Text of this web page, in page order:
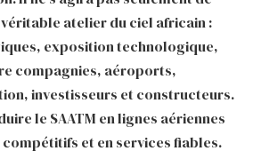
véritable atelier du ciel africain :
exposition technologique,
compagnies, aéroports,
investisseurs et constructeurs.
le SAATM en lignes aériennes
et en services fiables.